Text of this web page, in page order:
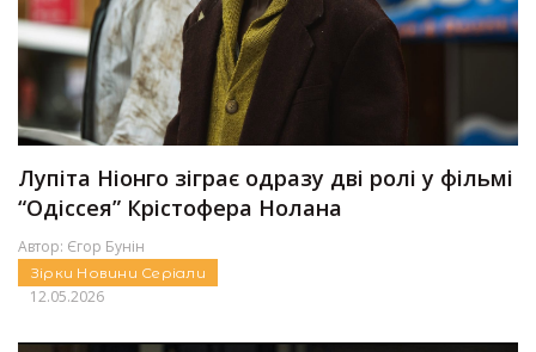
Лупіта Ніонго зіграє одразу дві ролі у фільмі
“Одіссея” Крістофера Нолана
Автор: Єгор Бунін
Зірки Новини Серіали
12.05.2026